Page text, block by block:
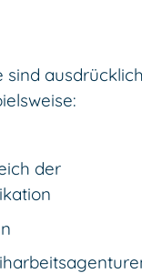
sind
der